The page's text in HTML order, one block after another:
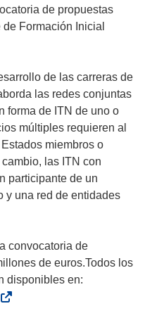
de propuestas
Formación Inicial
de las carreras de
las redes conjuntas
forma de ITN de uno o
múltiples requieren al
miembros o
las ITN con
participante de un
y una red de entidades
convocatoria de
de euros.Todos los